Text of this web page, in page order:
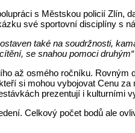
s Městskou policií Zlín,
své sportovní disciplíny s
také na soudržnosti,
se snahou pomoci druhým“
až osmého ročníku.
si mohou vybojovat Cenu
prezentují i kulturními
Celkový počet bodů ale